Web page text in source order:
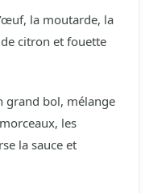
la moutarde, la
citron et fouette
grand bol, mélange
les
la sauce et